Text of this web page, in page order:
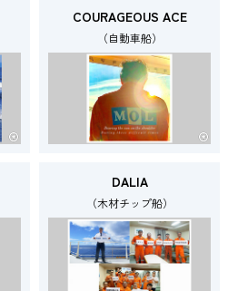
COURAGEOUS ACE
（自動車船）
DALIA
（木材チップ船）